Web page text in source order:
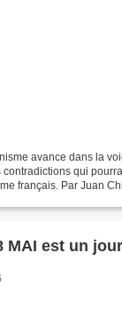
avance dans la
qui
français. Par Juan
MAI est un